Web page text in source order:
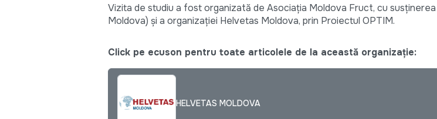
Vizita de studiu a fost organizată de Asociația Moldova Fruct, cu
Moldova) și a organizației Helvetas Moldova, prin Proiectul OPTIM.
Click pe ecuson pentru toate articolele de la această organizație:
HELVETAS MOLDOVA